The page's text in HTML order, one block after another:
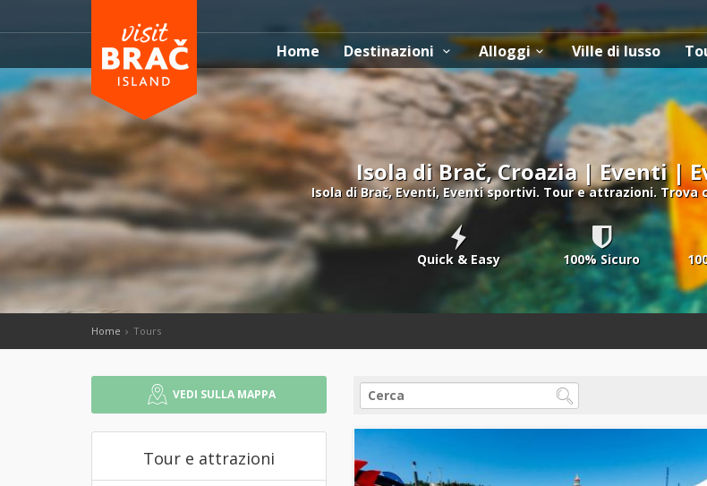
Home Destinazioni Alloggi Ville di lusso
Isola di Brač, Croazia | Eventi |
Isola di Brač, Eventi, Eventi sportivi. Tour e attrazioni. Trova
Quick & Easy 100% Sicuro
Home Tours
VEDI SULLA MAPPA
Tour e attrazioni